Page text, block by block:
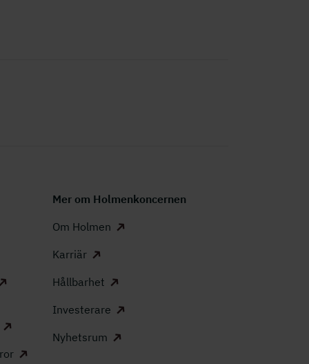
Mer om Holmenkoncernen
Om Holmen
Karriär
Hållbarhet
Investerare
Nyhetsrum